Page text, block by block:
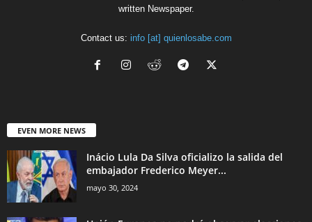
written Newspaper.
Contact us: info [at] quienlosabe.com
EVEN MORE NEWS
Inácio Lula Da Silva oficializo la salida del
embajador Frederico Meyer...
mayo 30, 2024